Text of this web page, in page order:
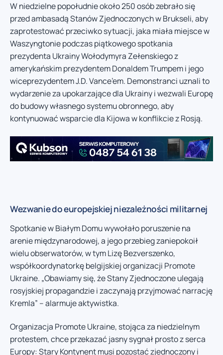
W niedzielne popołudnie około 250 osób zebrało się
przed ambasadą Stanów Zjednoczonych w Brukseli, aby
zaprotestować przeciwko sytuacji, jaka miała miejsce w
Waszyngtonie podczas piątkowego spotkania
prezydenta Ukrainy Wołodymyra Zełenskiego z
amerykańskim prezydentem Donaldem Trumpem i jego
wiceprezydentem J.D. Vance’em. Demonstranci uznali to
wydarzenie za upokarzające dla Ukrainy i wezwali Europę
do budowy własnego systemu obronnego, aby
kontynuować wsparcie dla Kijowa w konflikcie z Rosją.
Wezwanie do europejskiej niezależności militarnej
Spotkanie w Białym Domu wywołało poruszenie na
arenie międzynarodowej, a jego przebieg zaniepokoił
wielu obserwatorów, w tym Lizę Bezverszenko,
współkoordynatorkę belgijskiej organizacji Promote
Ukraine. „Obawiamy się, że Stany Zjednoczone ulegają
rosyjskiej propagandzie i zaczynają przyjmować narrację
Kremla” – alarmuje aktywistka.
Organizacja Promote Ukraine, stojąca za niedzielnym
protestem, chce przekazać jasny sygnał prosto z serca
Europy: Stary Kontynent musi pozostać zjednoczony i